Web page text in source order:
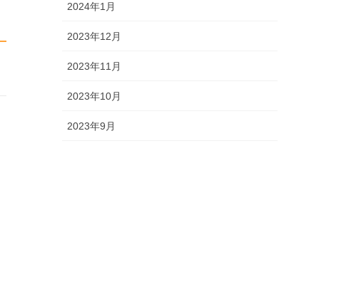
2024年1月
2023年12月
2023年11月
2023年10月
2023年9月